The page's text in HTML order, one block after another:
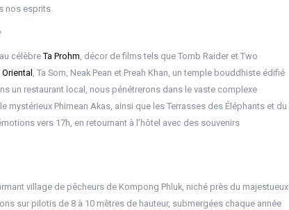
nos esprits.
célèbreTa Prohm, décor de films tels que Tomb Raider et Two
, Ta Som, Neak Pean et Preah Khan, un temple bouddhiste édifié
un restaurant local, nous pénétrerons dans le vaste complexe
mystérieux Phimean Akas, ainsi que les Terrasses des Éléphants et du
vers 17h, en retournant à l’hôtel avec des souvenirs
village de pêcheurs de Kompong Phluk, niché près du majestueux
sur pilotis de 8 à 10 mètres de hauteur, submergées chaque année